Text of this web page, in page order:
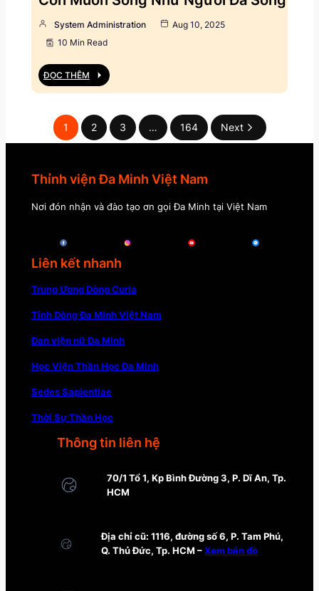
System Administration
Aug 10, 2025
10 Min Read
ĐỌC THÊM
1 2 3 … 164 Next
Thỉnh viện Đa Minh Việt Nam
Nơi đón nhận và đào tạo ơn gọi Đa Minh tại Việt Nam
Liên kết nhanh
Trung Ương Dòng Curia
Tỉnh Dòng Đa Minh Việt Nam
Đan viện nữ Đa Minh
Học Viện Thần Học Đa Minh
Sedes Sapientiae
Thời Sự Thần Học
Thông tin liên hệ
70/1 Tổ 1, Kp Bình Đường 3, P. Dĩ An, Tp.
HCM
Địa chỉ cũ: 1116, đường số 6, P. Tam Phú,
Q. Thủ Đức, Tp. HCM –Xem bản đồ